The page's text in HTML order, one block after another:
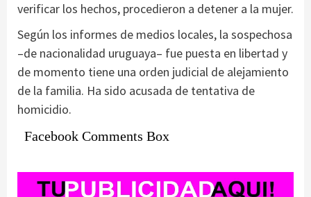
verificar los hechos, procedieron a detener a la mujer.
Según los informes de medios locales, la sospechosa
–de nacionalidad uruguaya– fue puesta en libertad y
de momento tiene una orden judicial de alejamiento
de la familia. Ha sido acusada de tentativa de
homicidio.
Facebook Comments Box